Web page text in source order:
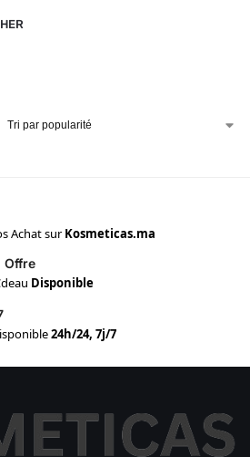
Achat surKosmeticas.ma
Offre
Disponible
24h/24, 7j/7